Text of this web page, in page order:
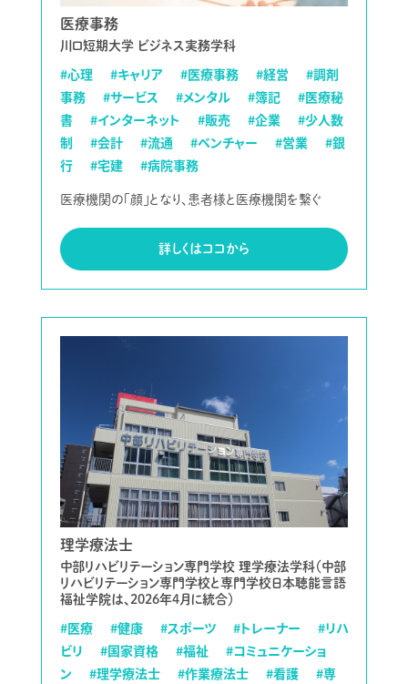
医療事務
川口短期大学 ビジネス実務学科
#心理 #キャリア #医療事務 #経営
#調剤
事務
#サービス #メンタル #簿記
#医療秘
書
#インターネット #販売 #企業
#少人数
制
#会計 #流通 #ベンチャー #営業
#銀
行
#宅建 #病院事務
医療機関の「顔」となり、患者様と医療機関を繋ぐ
詳しくはココから
理学療法士
中部リハビリテーション専門学校 理学療法学科（中部
リハビリテーション専門学校と専門学校日本聴能言語
福祉学院は、2026年4月に統合）
#医療 #健康 #スポーツ #トレーナー
#リハ
ビリ
#国家資格 #福祉
#コミュニケーショ
ン
#理学療法士 #作業療法士 #看護
#専